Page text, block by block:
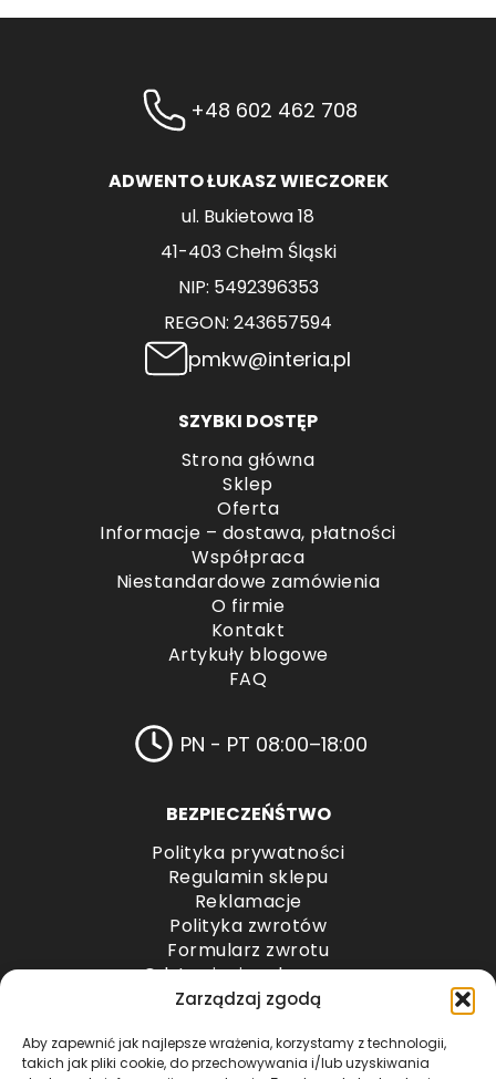
Zarządzaj zgodą
Aby zapewnić jak najlepsze wrażenia, korzystamy z technologii,
takich jak pliki cookie, do przechowywania i/lub uzyskiwania
+48 602 462 708
ADWENTO ŁUKASZ WIECZOREK
ul. Bukietowa 18
41-403 Chełm Śląski
NIP: 5492396353
REGON: 243657594
pmkw@interia.pl
SZYBKI DOSTĘP
Strona główna
Sklep
Oferta
Informacje – dostawa, płatności
Współpraca
Niestandardowe zamówienia
O firmie
Kontakt
Artykuły blogowe
FAQ
PN - PT 08:00–18:00
BEZPIECZEŃŚTWO
Polityka prywatności
Regulamin sklepu
Reklamacje
Polityka zwrotów
Formularz zwrotu
Odstąpienie od umowy
Odstąpienie od umowy – przesyłki paletowe
METODY PŁATNOŚCI